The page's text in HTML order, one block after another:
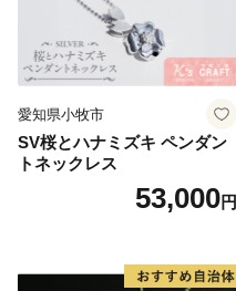
愛知県小牧市
SV桜とハナミズキ ペンダン
トネックレス
53,000円